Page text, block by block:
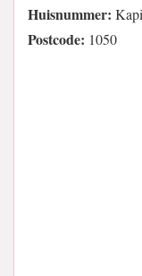
Huisnummer:
Postcode: 1050